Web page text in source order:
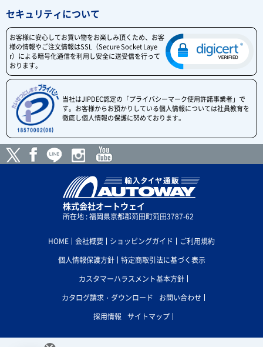
セキュリティについて
お客様に安心してお買い物をお楽しみ頂くため、お客
様の情報やご注文情報はSSL（Secure Socket Laye
r）による暗号化通信を利用し安全に送受信を行って
おります。
当社はJIPDEC認定の「プライバシーマーク使用許諾事業者」で
す。お客様からお預かりしている個人情報については社員教育を
徹底し個人情報の保護に努めております。
株式会社オートウェイ
所在地 : 福岡県京都郡苅田町苅田3787-62
HOME 会社概要 ショッピングガイド
ご利用規約
個人情報保護方針
特定商取引法に基づく表示
カスタマーハラスメント基本方針
カタログ請求・ダウンロード
お問い合わせ
採用情報
サイトマップ